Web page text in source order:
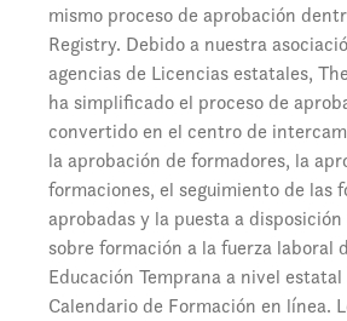
mismo proceso de aprobación
Registry. Debido a nuestra
agencias de Licencias estatales,
ha simplificado el proceso de
convertido en el centro de
la aprobación de formadores, la
formaciones, el seguimiento de las
aprobadas y la puesta a
sobre formación a la fuerza laboral
Educación Temprana a nivel
Calendario de Formación en línea.